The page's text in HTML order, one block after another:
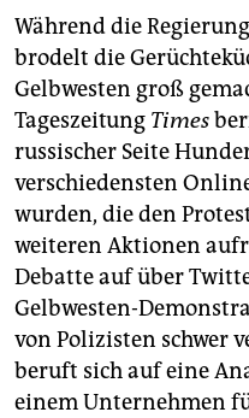
Während die
brodelt die
Gelbwesten groß
Tageszeitung Times
russischer Seite
verschiedensten
wurden, die den
weiteren Aktionen
Debatte auf über
Gelbwesten-
von Polizisten schwer
beruft sich auf eine
einem Unternehmen